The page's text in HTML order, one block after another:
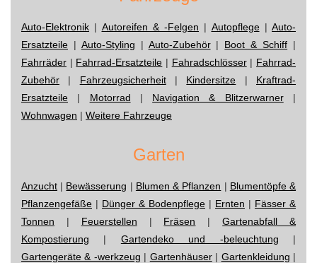
Auto-Elektronik | Autoreifen & -Felgen | Autopflege| Auto-
Ersatzteile | Auto-Styling | Auto-Zubehör| Boot & Schiff |
Fahrräder | Fahrrad-Ersatzteile | Fahradschlösser| Fahrrad-
Zubehör | Fahrzeugsicherheit| Kindersitze | Kraftrad-
Ersatzteile | Motorrad | Navigation & Blitzerwarner|
Wohnwagen | Weitere Fahrzeuge
Garten
Anzucht | Bewässerung | Blumen & Pflanzen | Blumentöpfe &
Pflanzengefäße | Dünger & Bodenpflege | Ernten | Fässer &
Tonnen | Feuerstellen | Fräsen |Gartenabfall &
Kompostierung | Gartendeko und -beleuchtung |
Gartengeräte & -werkzeug | Gartenhäuser| Gartenkleidung |